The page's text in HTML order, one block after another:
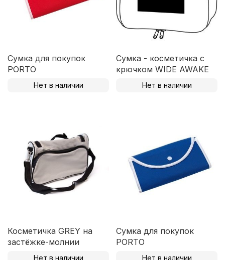
Сумка для покупок
PORTO
Нет в наличии
Сумка - косметичка с
крючком WIDE AWAKE
Нет в наличии
Косметичка GREY на
застёжке-молнии
Нет в наличии
Сумка для покупок
PORTO
Нет в наличии